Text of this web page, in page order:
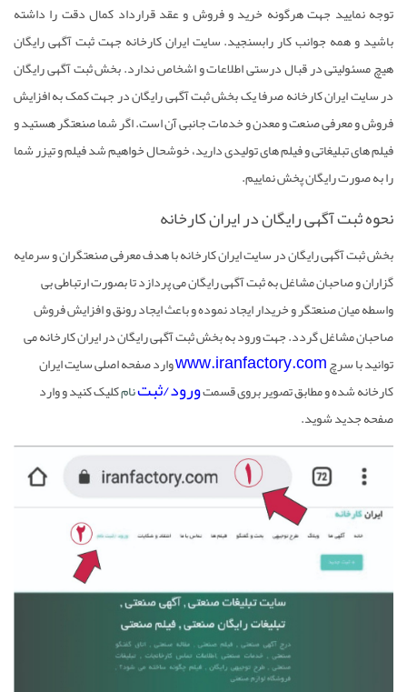
توجه نمایید جهت هرگونه خرید و فروش و عقد قرارداد کمال دقت را داشته
باشید و همه جوانب کار رابسنجید. سایت ایران کارخانه جهتثبت آگهی رایگان
هیچ مسئولیتی در قبال درستی اطلاعات و اشخاص ندارد. بخشثبت آگهی رایگان
در سایت ایران کارخانه صرفا یک بخشثبت آگهی رایگاندر جهت کمک به افزایش
فروش و معرفی صنعت و معدن و خدمات جانبی آن است. اگر شما صنعتگر هستید و
فیلم های تبلیغاتی و فیلم های تولیدی دارید، خوشحال خواهیم شد فیلم و تیزر شما
را به صورت رایگان پخش نماییم.
نحوه ثبت آگهی رایگان در ایران کارخانه
بخشثبت آگهی رایگاندر سایت ایران کارخانه با هدف معرفی صنعتگران و سرمایه
گزاران و صاحبان مشاغل بهثبت آگهی رایگانمی پردازد تا بصورت ارتباطی بی
واسطه میان صنعتگر و خریدار ایجاد نموده و باعث ایجاد رونق و افزایش فروش
صاحبان مشاغل گردد. جهت ورود به بخشثبت آگهی رایگاندر ایران کارخانه می
توانید با سرچwww.iranfactory.comوارد صفحه اصلی سایت ایران
کارخانه شده و مطابق تصویر بروی قسمتورود/ثبتنامکلیک کنید و وارد
صفحه جدید شوید.